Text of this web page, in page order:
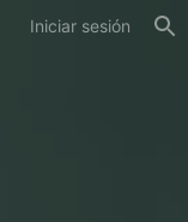
Iniciar sesión